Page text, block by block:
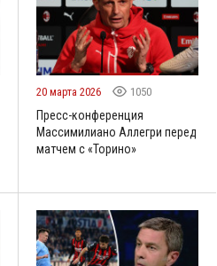
20 марта 2026 1050
Пресс-конференция
Массимилиано Аллегри перед
матчем с «Торино»